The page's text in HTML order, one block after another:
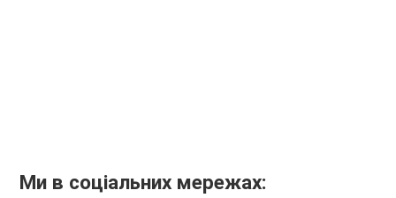
Ми в соціальних мережах: